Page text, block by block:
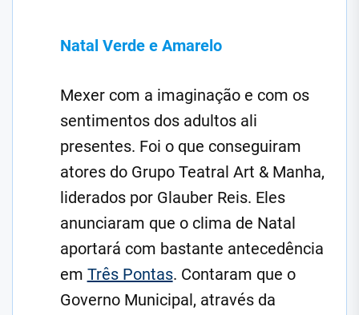
Natal Verde e Amarelo
Mexer com a imaginação e com os
sentimentos dos adultos ali
presentes. Foi o que conseguiram
atores do Grupo Teatral Art & Manha,
liderados por Glauber Reis. Eles
anunciaram que o clima de Natal
aportará com bastante antecedência
em Três Pontas. Contaram que o
Governo Municipal, através da